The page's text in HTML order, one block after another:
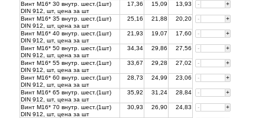
Винт М16* 30 внутр. шест.(1шт)
DIN 912, шт, цена за шт
17,36 15,09 13,93 - +
Винт М16* 35 внутр. шест.(1шт)
DIN 912, шт, цена за шт
25,16 21,88 20,20 - +
Винт М16* 40 внутр. шест.(1шт)
DIN 912, шт, цена за шт
21,93 19,07 17,60 - +
Винт М16* 50 внутр. шест.(1шт)
DIN 912, шт, цена за шт
34,34 29,86 27,56 - +
Винт М16* 55 внутр. шест.(1шт)
DIN 912, шт, цена за шт
33,67 29,28 27,02 - +
Винт М16* 60 внутр. шест.(1шт)
DIN 912, шт, цена за шт
28,73 24,99 23,06 - +
Винт М16* 65 внутр. шест.(1шт)
DIN 912, шт, цена за шт
35,92 31,24 28,84 - +
Винт М16* 70 внутр. шест.(1шт)
DIN 912, шт, цена за шт
30,93 26,90 24,83 - +